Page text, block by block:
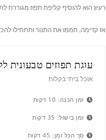
רעיון הוא להוסיף קליפת תפוז
אז קדימה, חממו את התנור ותתחילו
עוגת תפוזים טבעונית
אוכל ביתי בקלות
זמן הכנה: 10 דקות
זמן בישול: 35 דקות
סך הכל זמן: 45 דקות